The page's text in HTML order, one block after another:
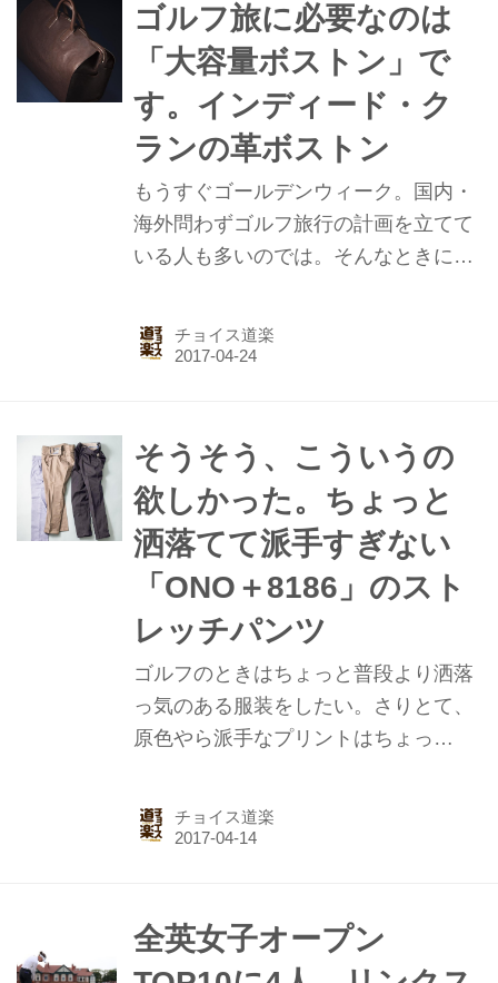
ゴルフ旅に必要なのは
「大容量ボストン」で
す。インディード・ク
ランの革ボストン
もうすぐゴールデンウィーク。国内・
海外問わずゴルフ旅行の計画を立てて
いる人も多いのでは。そんなときに大
革かばんブランド「インディード・ク
ラン」のボストンバッグだ！
チョイス道楽
そうそう、こういうの
欲しかった。ちょっと
洒落てて派手すぎない
「ONO＋8186」のスト
レッチパンツ
ゴルフのときはちょっと普段より洒落
っ気のある服装をしたい。さりとて、
原色やら派手なプリントはちょっ
山県児島（こじま）の地で伝統を築い
てきた「中重被服興業」発のオリジナ
上質。そうそう、こういうの欲しかっ
チョイス道楽
全英女子オープン